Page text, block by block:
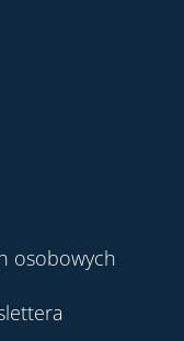
osobowych